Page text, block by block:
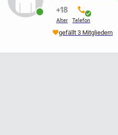
Alter
nicht verifiziert
Telefon
verifiziert
gefällt 3 Mitgliedern